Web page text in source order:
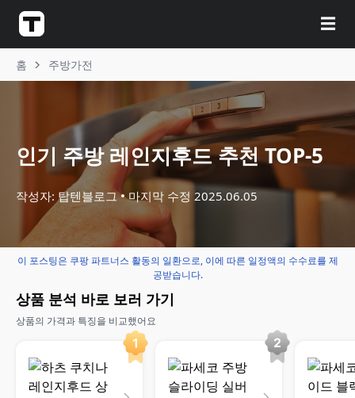
☰
홈 주방가전
인기 주방 레인지후드 추천 TOP-5
작성자: 탑텐블로그 마지막 수정 2025.06.05
이 포스팅은 쿠팡 파트너스 활동의 일환으로, 이에 따른 일정액의 수수료를 제
공받습니다.
상품 분석 바로 보러 가기
상품의 가격과 특징을 비교했어요